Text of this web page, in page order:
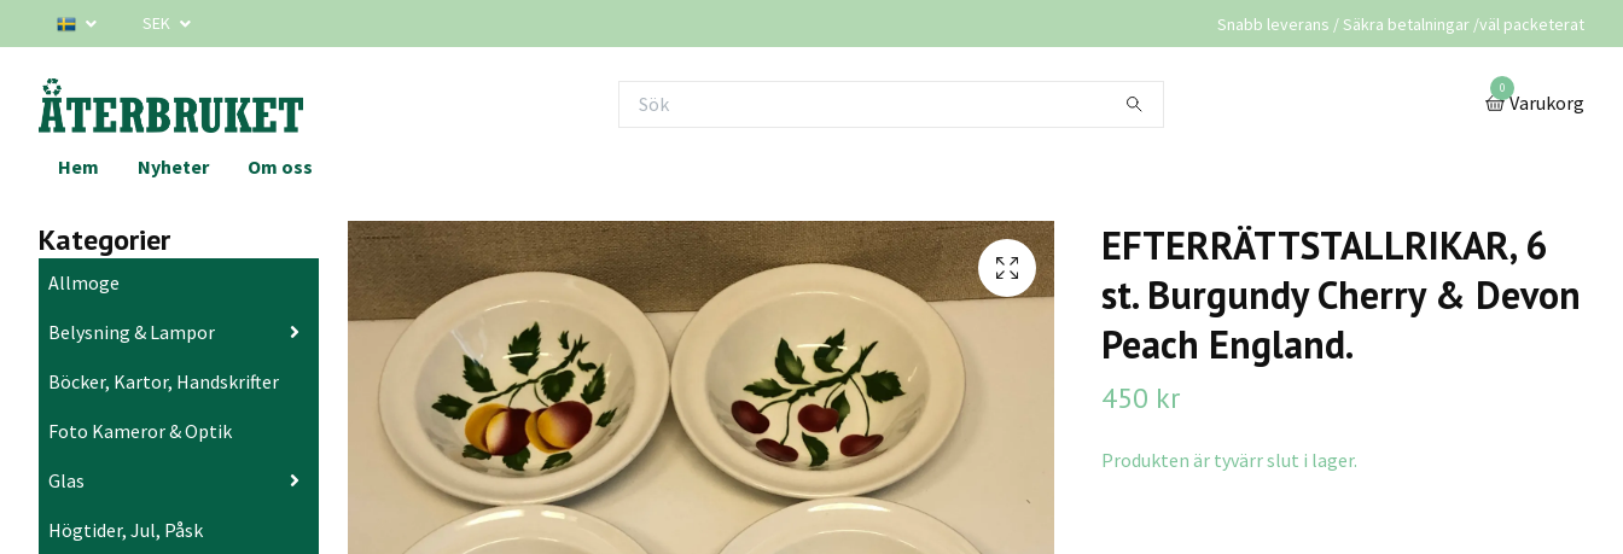
SEK Snabb leverans / Säkra betalningar /väl packeterat
0
Varukorg
Hem Nyheter Om oss
Kategorier
Allmoge
Belysning & Lampor
Böcker, Kartor, Handskrifter
Foto Kameror & Optik
Glas
Högtider, Jul, Påsk
EFTERRÄTTSTALLRIKAR, 6
st. Burgundy Cherry & Devon
Peach England.
450 kr
Produkten är tyvärr slut i lager.